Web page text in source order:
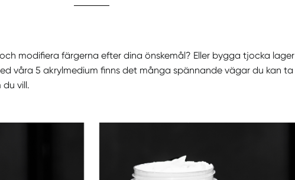
modifiera färgerna efter dina önskemål? Eller bygga tjocka lager
våra 5 akrylmedium finns det många spännande vägar du kan ta
vill.